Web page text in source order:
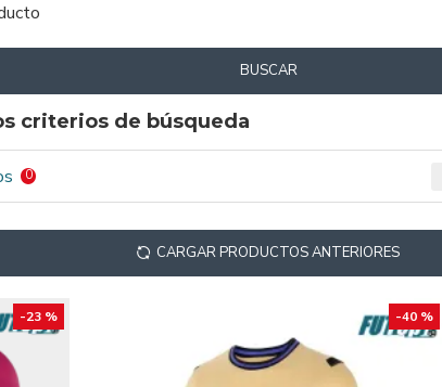
BUSCAR
criterios de búsqueda
0
CARGAR PRODUCTOS ANTERIORES
-23 % -40 %